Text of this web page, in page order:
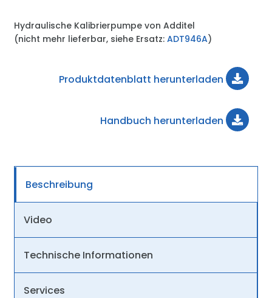
Hydraulische Kalibrierpumpe von Additel
(nicht mehr lieferbar, siehe Ersatz: ADT946A)
Produktdatenblatt herunterladen
Handbuch herunterladen
Beschreibung
Video
Technische Informationen
Services